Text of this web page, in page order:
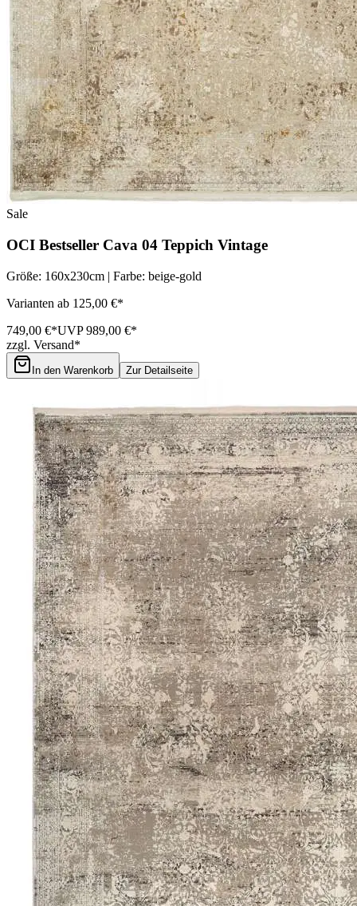
Sale
OCI Bestseller Cava 04 Teppich Vintage
Größe: 160x230cm | Farbe: beige-gold
Varianten ab 125,00 €*
749,00 €*UVP 989,00 €*
zzgl. Versand*
In den Warenkorb Zur Detailseite